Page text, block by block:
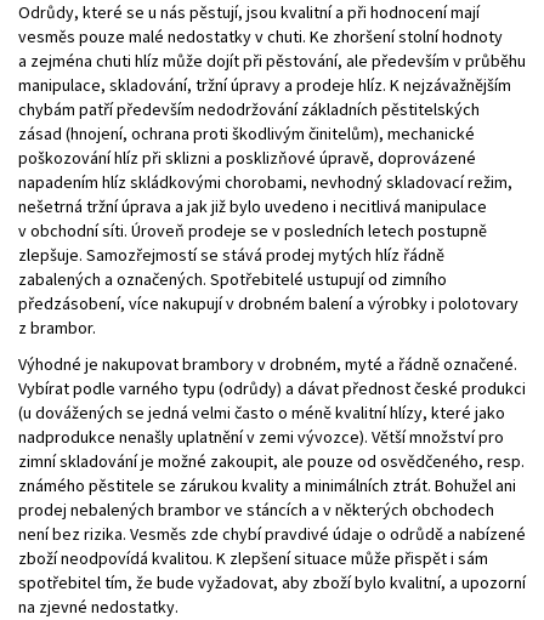
Odrůdy, které se u nás pěstují, jsou kvalitní a při hodnocení mají
vesměs pouze malé nedostatky v chuti. Ke zhoršení stolní hodnoty
a zejména chuti hlíz může dojít při pěstování, ale především v průběhu
manipulace, skladování, tržní úpravy a prodeje hlíz. K nejzávažnějším
chybám patří především nedodržování základních pěstitelských
zásad (hnojení, ochrana proti škodlivým činitelům), mechanické
poškozování hlíz při sklizni a posklizňové úpravě, doprovázené
napadením hlíz skládkovými chorobami, nevhodný skladovací režim,
nešetrná tržní úprava a jak již bylo uvedeno i necitlivá manipulace
v obchodní síti. Úroveň prodeje se v posledních letech postupně
zlepšuje. Samozřejmostí se stává prodej mytých hlíz řádně
zabalených a označených. Spotřebitelé ustupují od zimního
předzásobení, více nakupují v drobném balení a výrobky i polotovary
z brambor.
Výhodné je nakupovat brambory v drobném, myté a řádně označené.
Vybírat podle varného typu (odrůdy) a dávat přednost české produkci
(u dovážených se jedná velmi často o méně kvalitní hlízy, které jako
nadprodukce nenašly uplatnění v zemi vývozce). Větší množství pro
zimní skladování je možné zakoupit, ale pouze od osvědčeného, resp.
známého pěstitele se zárukou kvality a minimálních ztrát. Bohužel ani
prodej nebalených brambor ve stáncích a v některých obchodech
není bez rizika. Vesměs zde chybí pravdivé údaje o odrůdě a nabízené
zboží neodpovídá kvalitou. K zlepšení situace může přispět i sám
spotřebitel tím, že bude vyžadovat, aby zboží bylo kvalitní, a upozorní
na zjevné nedostatky.